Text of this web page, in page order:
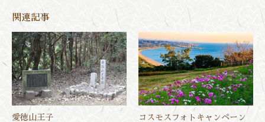
関連記事
愛徳山王子 コスモスフォトキャンペーン